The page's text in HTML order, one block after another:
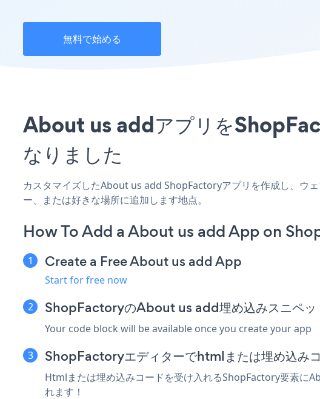
無料で始める
About us addアプリを
なりました
カスタマイズしたAbout us add ShopFactoryアプリを作成し、ウ
ー、または好きな場所に追加します地点。
How To Add a About us add App on
Create a Free About us add App
Start for free now
ShopFactoryのAbout us add埋め込みスニペッ
Your code block will be available once you create your app
ShopFactoryエディターでhtmlまたは埋め込み
Htmlまたは埋め込みコードを受け入れるShopFactory要素に
れます！